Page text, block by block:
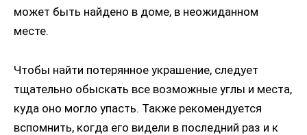
может быть найдено в доме, в неожиданном
месте.
Чтобы найти потерянное украшение, следует
тщательно обыскать все возможные углы и места,
куда оно могло упасть. Также рекомендуется
вспомнить, когда его видели в последний раз и к